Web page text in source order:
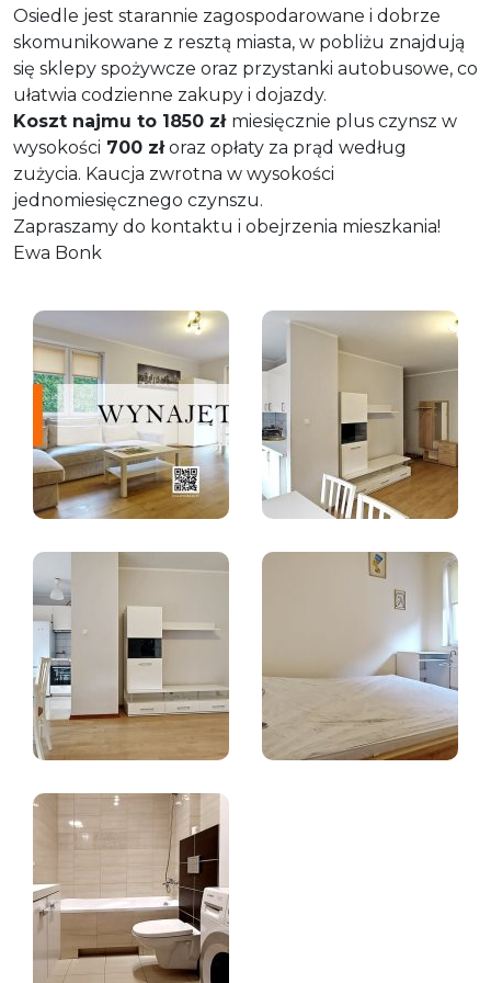
Osiedle jest starannie zagospodarowane i dobrze
skomunikowane z resztą miasta, w pobliżu znajdują
się sklepy spożywcze oraz przystanki autobusowe, co
ułatwia codzienne zakupy i dojazdy.
Koszt najmu to 1850 zł miesięcznie plus czynsz w
wysokości 700 złoraz opłaty za prąd według
zużycia. Kaucja zwrotna w wysokości
jednomiesięcznego czynszu.
Zapraszamy do kontaktu i obejrzenia mieszkania!
Ewa Bonk